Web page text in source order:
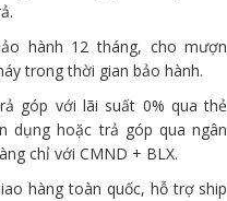
hành 12 tháng, cho mượn
trong thời gian bảo hành.
góp với lãi suất 0% qua thẻ
dụng hoặc trả góp qua ngân
chỉ với CMND + BLX.
hàng toàn quốc, hỗ trợ ship